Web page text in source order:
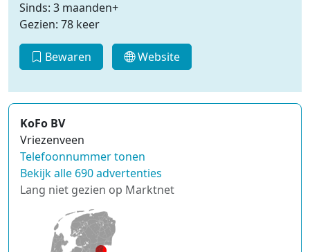
Sinds: 3 maanden+
Gezien: 78 keer
Bewaren Website
KoFo BV
Vriezenveen
Telefoonnummer tonen
Bekijk alle 690 advertenties
Lang niet gezien op Marktnet